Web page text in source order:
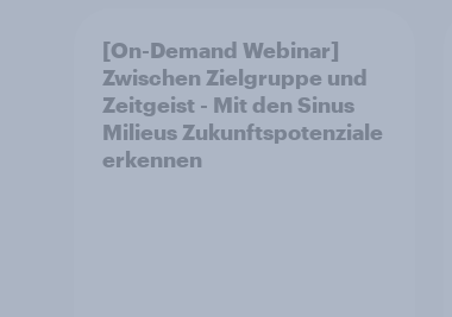
[On-Demand Webinar]
Zwischen Zielgruppe und
Zeitgeist - Mit den Sinus
Milieus Zukunftspotenziale
erkennen